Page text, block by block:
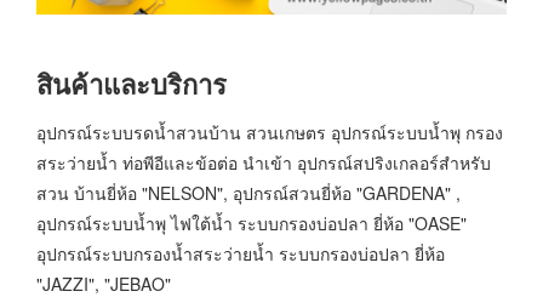
สินค้าและบริการ
อุปกรณ์ระบบรดน้ำสวนบ้าน สวนเกษตร อุปกรณ์ระบบน้ำพุ กรอง
สระว่ายน้ำ ท่อพีอีและข้อต่อ นำเข้า อุปกรณ์สปริงเกลอร์สำหรับ
สวน บ้านยี่ห้อ "NELSON", อุปกรณ์สวนยี่ห้อ "GARDENA" ,
อุปกรณ์ระบบน้ำพุ ไฟใต้น้ำ ระบบกรองบ่อปลา ยี่ห้อ "OASE"
อุปกรณ์ระบบกรองน้ำสระว่ายน้ำ ระบบกรองบ่อปลา ยี่ห้อ
"JAZZI", "JEBAO"